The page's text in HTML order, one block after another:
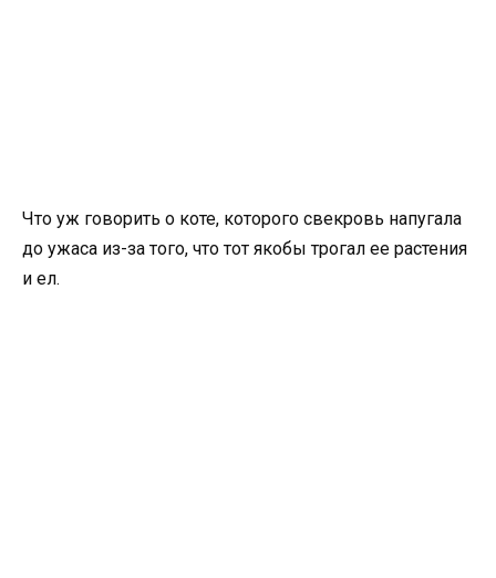
Что уж говорить о коте, которого свекровь напугала
до ужаса из-за того, что тот якобы трогал ее растения
и ел.